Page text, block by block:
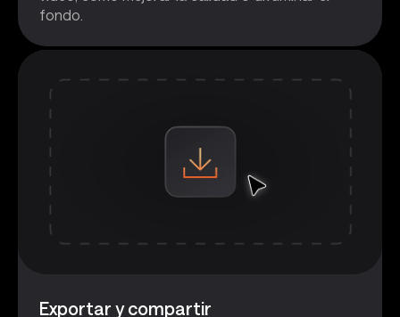
fondo.
Exportar y compartir